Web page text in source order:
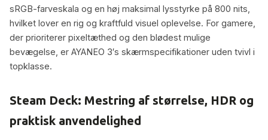
sRGB-farveskala og en høj maksimal lysstyrke på 800 nits,
hvilket lover en rig og kraftfuld visuel oplevelse. For gamere,
der prioriterer pixeltæthed og den blødest mulige
bevægelse, er AYANEO 3′s skærmspecifikationer uden tvivl i
topklasse.
Steam Deck: Mestring af størrelse, HDR og
praktisk anvendelighed